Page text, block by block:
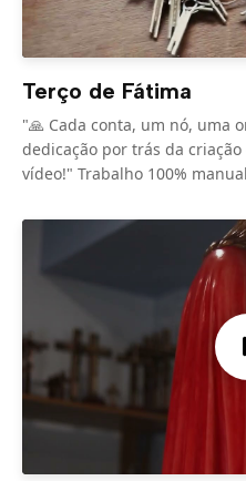
Terço de Fátima
"🙏 Cada conta, um nó, uma
dedicação por trás da criação
vídeo!" Trabalho 100%